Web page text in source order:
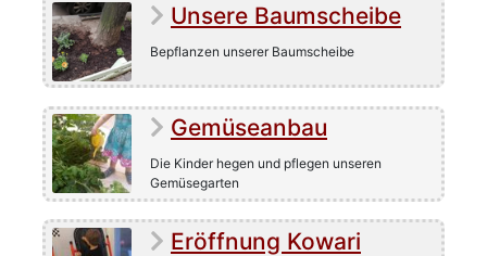
Unsere Baumscheibe
Bepflanzen unserer Baumscheibe
Gemüseanbau
Die Kinder hegen und pflegen unseren
Gemüsegarten
Eröffnung Kowari